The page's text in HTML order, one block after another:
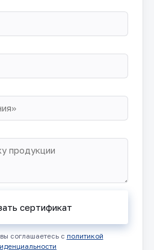
сертификат
соглашаетесь с политикой